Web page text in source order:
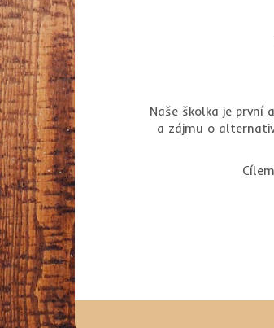
Naše školka je první
a zájmu o